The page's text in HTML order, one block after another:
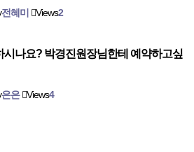
전혜미 Views2
시나요? 박경진원장님한테 예약하고싶
은은 Views4